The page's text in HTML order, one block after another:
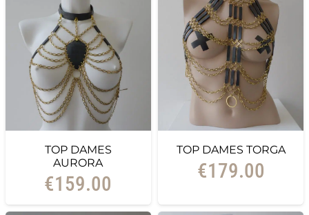
TOP DAMES
AURORA
€159.00
TOP DAMES TORGA
€179.00